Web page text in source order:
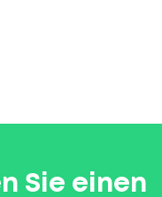
Sie einen